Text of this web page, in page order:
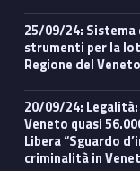
25/09/24: Sistema economico e legalità, regole e
strumenti per la
Regione del
20/09/24: Legalità: crimine proliferato in pandemia, in
Veneto quasi
Libera “Sguardo
criminalità in